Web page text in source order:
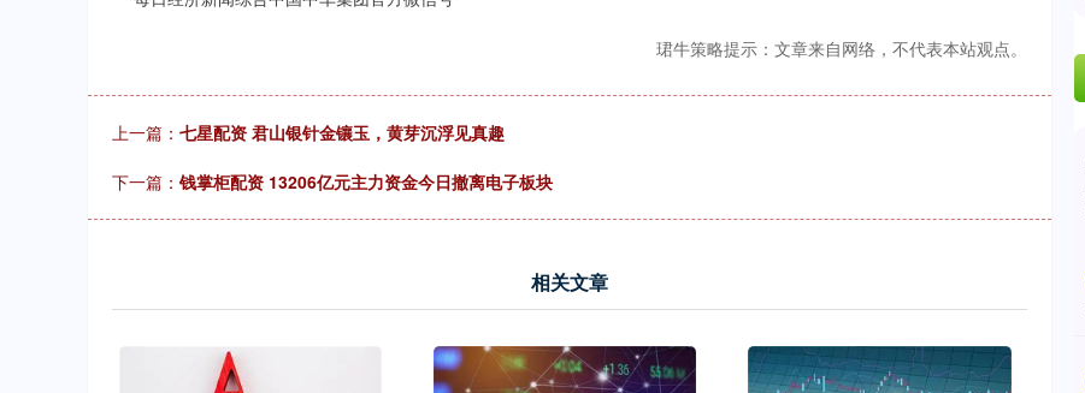
珺牛策略提示：文章来自网络，不代表本站观点。
上一篇： 七星配资 君山银针金镶玉，黄芽沉浮见真趣
下一篇： 钱掌柜配资 13206亿元主力资金今日撤离电子板块
相关文章